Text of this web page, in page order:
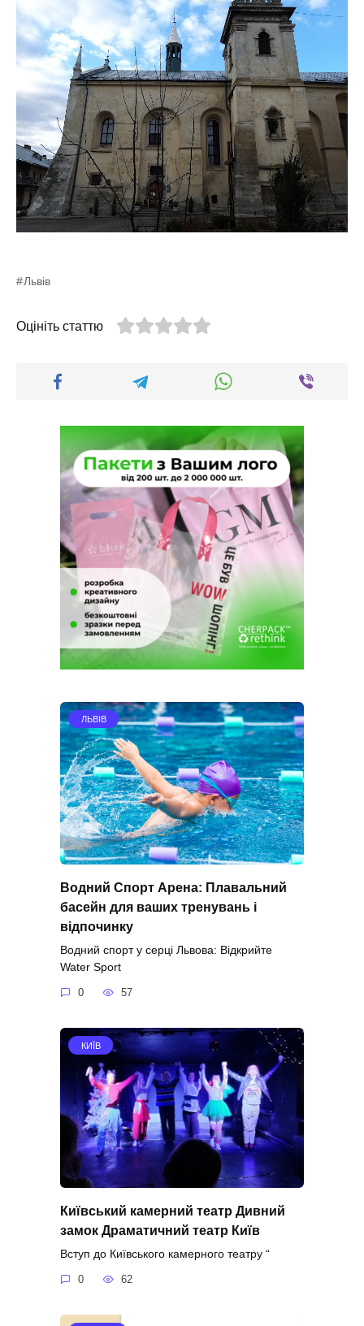
Львів
Оцініть статтю
ЛЬВІВ
Водний Спорт Арена: Плавальний
басейн для ваших тренувань і
відпочинку
Водний спорт у серці Львова: Відкрийте
Water Sport
0 57
КИЇВ
Київський камерний театр Дивний
замок Драматичний театр Київ
Вступ до Київського камерного театру “
0 62